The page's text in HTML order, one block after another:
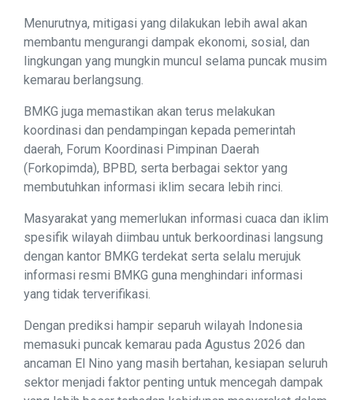
Menurutnya, mitigasi yang dilakukan lebih awal akan
membantu mengurangi dampak ekonomi, sosial, dan
lingkungan yang mungkin muncul selama puncak musim
kemarau berlangsung.
BMKG juga memastikan akan terus melakukan
koordinasi dan pendampingan kepada pemerintah
daerah, Forum Koordinasi Pimpinan Daerah
(Forkopimda), BPBD, serta berbagai sektor yang
membutuhkan informasi iklim secara lebih rinci.
Masyarakat yang memerlukan informasi cuaca dan iklim
spesifik wilayah diimbau untuk berkoordinasi langsung
dengan kantor BMKG terdekat serta selalu merujuk
informasi resmi BMKG guna menghindari informasi
yang tidak terverifikasi.
Dengan prediksi hampir separuh wilayah Indonesia
memasuki puncak kemarau pada Agustus 2026 dan
ancaman El Nino yang masih bertahan, kesiapan seluruh
sektor menjadi faktor penting untuk mencegah dampak